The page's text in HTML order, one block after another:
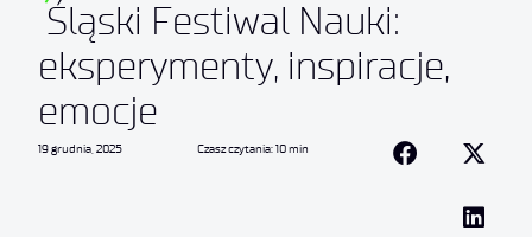
Śląski Festiwal Nauki:
eksperymenty, inspiracje,
emocje
19 grudnia, 2025 Czasz czytania: 10 min